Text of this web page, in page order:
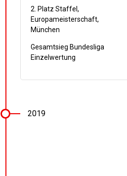
2. Platz Staffel,
Europameisterschaft,
München
Gesamtsieg Bundesliga
Einzelwertung
2019